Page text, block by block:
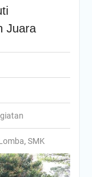
Juara
, SMK